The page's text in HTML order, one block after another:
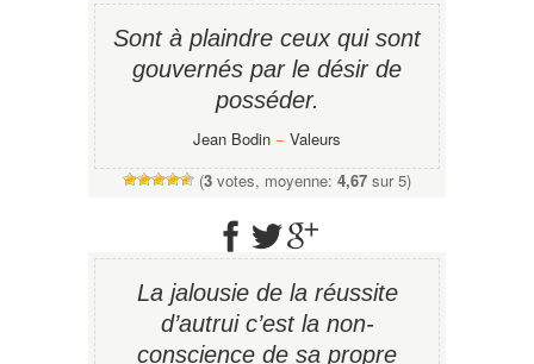
Sont à plaindre ceux qui sont
gouvernés par le désir de
posséder.
Jean Bodin − Valeurs
(3 votes, moyenne: 4,67 sur 5)
La jalousie de la réussite
d’autrui c’est la non-
conscience de sa propre